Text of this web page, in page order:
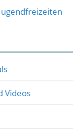
Videos